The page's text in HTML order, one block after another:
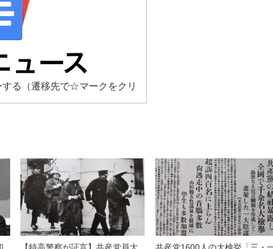
る
（遷移先で☆マークをクリ